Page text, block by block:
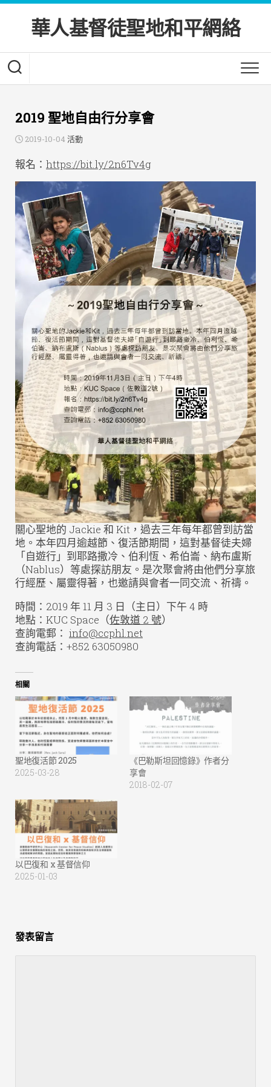
Skip
content華人基督徒聖地和平網絡
2019 聖地自由行分享會
2019-10-04 活動
報名： https://bit.ly/2n6Tv4g
關心聖地的 Jackie 和 Kit，過去三年每年都曾到訪當
地。本年四月逾越節、復活節期間，這對基督徒夫婦
「自遊行」到耶路撒冷、伯利恆、希伯崙、納布盧斯
（Nablus）等處探訪朋友。是次聚會將由他們分享旅
行經歷、屬靈得著，也邀請與會者一同交流、祈禱。
時間：2019 年 11 月 3 日（主日）下午 4 時
地點：KUC Space（佐敦道 2 號）
查詢電郵： info@ccphl.net
查詢電話：+852 63050980
相關
聖地復活節 2025
2025-03-28
《巴勒斯坦回憶錄》作者分
享會
2018-02-07
以巴復和 x 基督信仰
2025-01-03
發表留言